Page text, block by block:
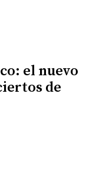
el nuevo
de